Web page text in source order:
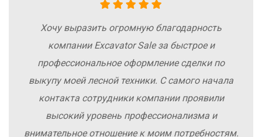
Хочу выразить огромную благодарность
компании Excavator Sale за быстрое и
профессиональное оформление сделки по
выкупу моей лесной техники. С самого начала
контакта сотрудники компании проявили
высокий уровень профессионализма и
внимательное отношение к моим потребностям.